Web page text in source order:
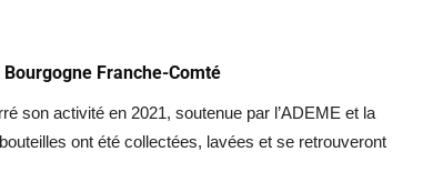
Franche-Comté
son activité en 2021, soutenue par l’ADEME et la
ont été collectées, lavées et se retrouveront